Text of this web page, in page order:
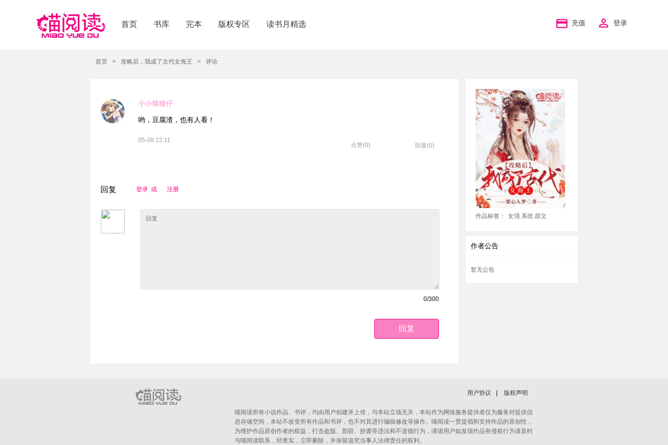
首页 书库 完本 版权专区 读书月精选 充值 登录
首页 > 攻略后，我成了古代女海王 > 评论
小小猫猫仔
哟，豆腐渣，也有人看！
05-08 22:11
点赞(0) 回复(0)
回复 登录 或 注册
0/300
回复
作品标签： 女强 系统 甜文
作者公告
暂无公告
用户协议 版权声明
喵阅读所有小说作品、书评，均由用户创建并上传，与本站立场无关，本站作为网络服务提供者仅为服务对提供信
息存储空间，本站不改变所有作品和书评，也不对其进行编辑修改等操作。喵阅读一贯提倡和支持作品的原创性，
为维护作品原创作者的权益，打击盗版、剽窃、抄袭等违法和不道德行为，谨请用户如发现作品有侵权行为请及时
与喵阅读联系，经查实，立即删除，并保留追究当事人法律责任的权利。